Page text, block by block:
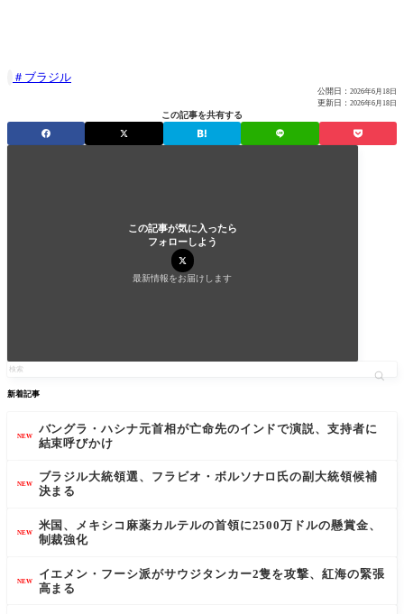
ブラジル
公開日： 2026年6月18日
更新日： 2026年6月18日
この記事を共有する
この記事が気に入ったら
フォローしよう
最新情報をお届けします
新着記事
NEW
バングラ・ハシナ元首相が亡命先のインドで演説、支持者に
結束呼びかけ
NEW
ブラジル大統領選、フラビオ・ボルソナロ氏の副大統領候補
決まる
NEW
米国、メキシコ麻薬カルテルの首領に2500万ドルの懸賞金、
制裁強化
NEW
イエメン・フーシ派がサウジタンカー2隻を攻撃、紅海の緊張
高まる